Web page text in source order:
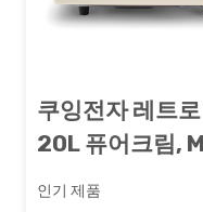
쿠잉전자 레트
20L 퓨어크림,
인기 제품